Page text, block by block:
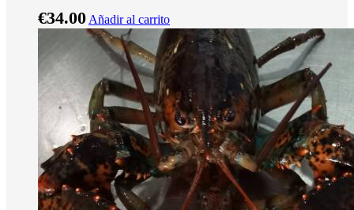
€34.00 Añadir al carrito